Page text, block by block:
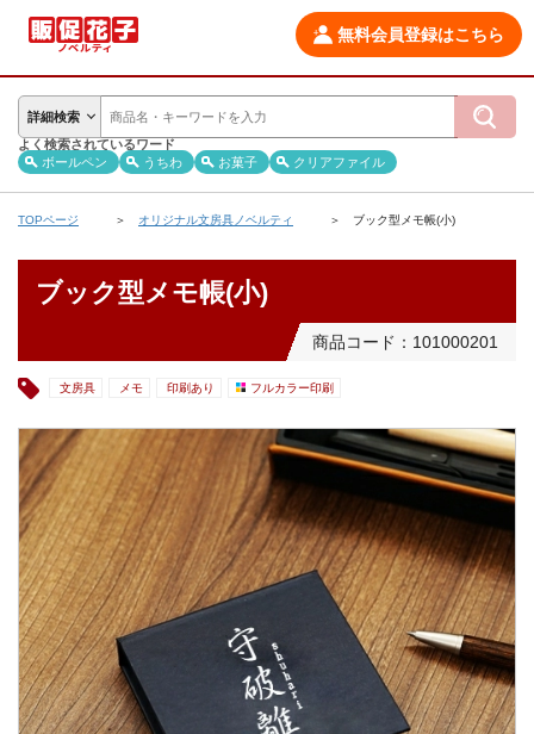
無料会員登録はこちら
詳細検索
よく検索されているワード
ボールペン
うちわ お菓子 クリアファイル
TOPページ オリジナル文房具ノベルティ ブック型メモ帳(小)
ブック型メモ帳(小)
商品コード：101000201
文房具 メモ 印刷あり フルカラー印刷